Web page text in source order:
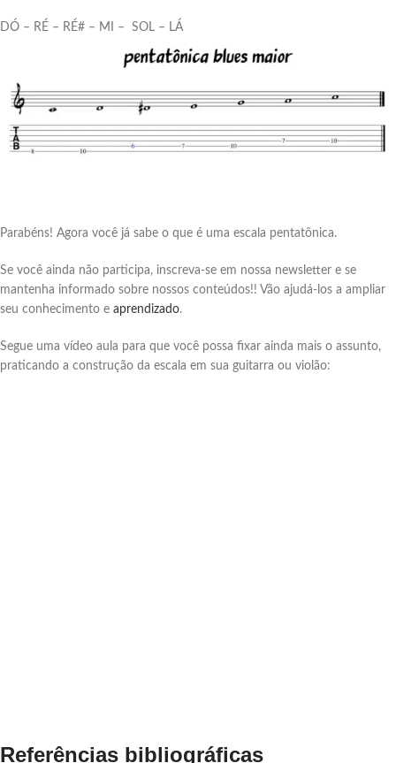
DÓ – RÉ – RÉ# – MI – SOL – LÁ
Parabéns! Agora você já sabe o que é uma escala pentatônica.
Se você ainda não participa, inscreva-se em nossa newsletter e se
mantenha informado sobre nossos conteúdos!! Vão ajudá-los a ampliar
seu conhecimento e aprendizado.
Segue uma vídeo aula para que você possa fixar ainda mais o assunto,
praticando a construção da escala em sua guitarra ou violão:
Referências bibliográficas